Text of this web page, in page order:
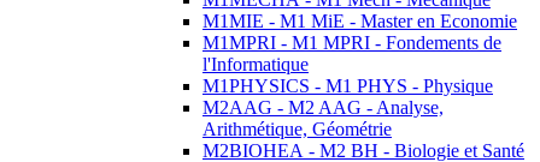
M1MIE - M1 MiE - Master en Economie
M1MPRI - M1 MPRI - Fondements de
l'Informatique
M1PHYSICS - M1 PHYS - Physique
M2AAG - M2 AAG - Analyse,
Arithmétique, Géométrie
M2BIOHEA - M2 BH - Biologie et Santé